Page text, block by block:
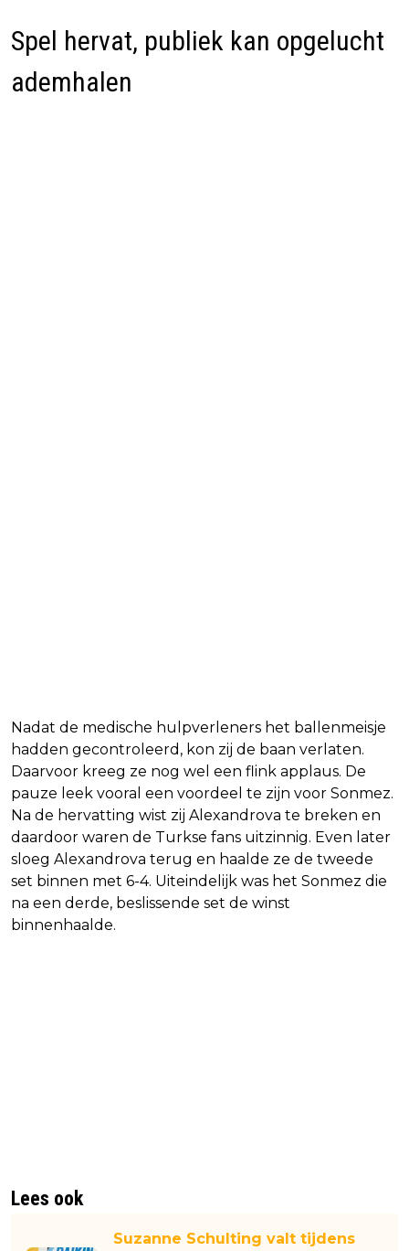
Spel hervat, publiek kan opgelucht
ademhalen
Nadat de medische hulpverleners het ballenmeisje
hadden gecontroleerd, kon zij de baan verlaten.
Daarvoor kreeg ze nog wel een flink applaus. De
pauze leek vooral een voordeel te zijn voor Sonmez.
Na de hervatting wist zij Alexandrova te breken en
daardoor waren de Turkse fans uitzinnig. Even later
sloeg Alexandrova terug en haalde ze de tweede
set binnen met 6-4. Uiteindelijk was het Sonmez die
na een derde, beslissende set de winst
binnenhaalde.
Lees ook
Suzanne Schulting valt tijdens